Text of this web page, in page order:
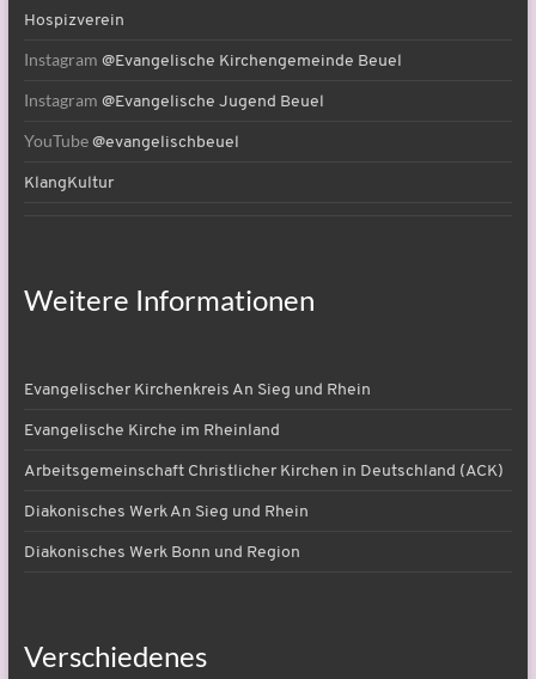
Hospizverein
Instagram @Evangelische Kirchengemeinde Beuel
Instagram @Evangelische Jugend Beuel
YouTube @evangelischbeuel
KlangKultur
Weitere Informationen
Evangelischer Kirchenkreis An Sieg und Rhein
Evangelische Kirche im Rheinland
Arbeitsgemeinschaft Christlicher Kirchen in Deutschland (ACK)
Diakonisches Werk An Sieg und Rhein
Diakonisches Werk Bonn und Region
Verschiedenes